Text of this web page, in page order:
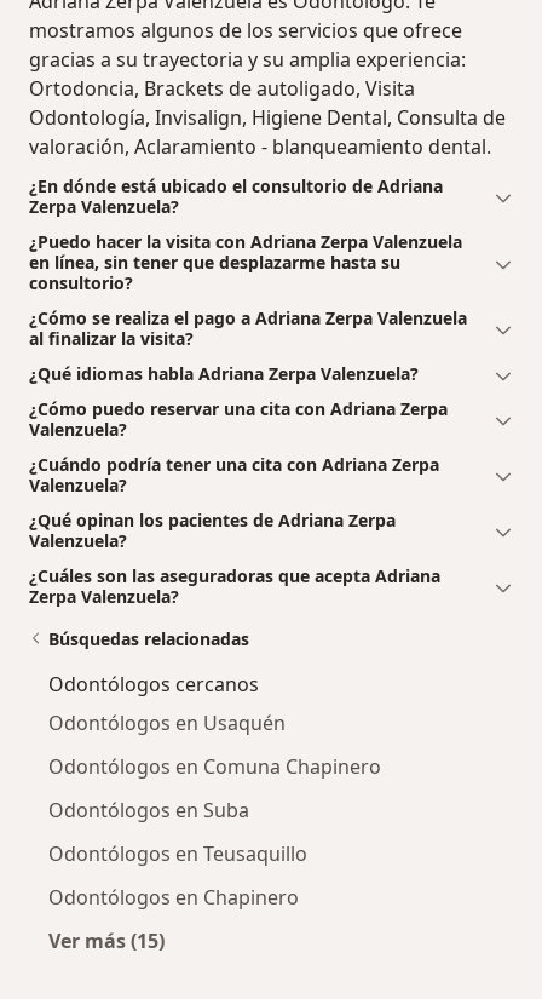
mostramos algunos de los servicios que ofrece
gracias a su trayectoria y su amplia experiencia:
Ortodoncia, Brackets de autoligado, Visita
Odontología, Invisalign, Higiene Dental, Consulta de
valoración, Aclaramiento - blanqueamiento dental.
¿En dónde está ubicado el consultorio de Adriana
Zerpa Valenzuela?
¿Puedo hacer la visita con Adriana Zerpa Valenzuela
en línea, sin tener que desplazarme hasta su
consultorio?
¿Cómo se realiza el pago a Adriana Zerpa Valenzuela
al finalizar la visita?
¿Qué idiomas habla Adriana Zerpa Valenzuela?
¿Cómo puedo reservar una cita con Adriana Zerpa
Valenzuela?
¿Cuándo podría tener una cita con Adriana Zerpa
Valenzuela?
¿Qué opinan los pacientes de Adriana Zerpa
Valenzuela?
¿Cuáles son las aseguradoras que acepta Adriana
Zerpa Valenzuela?
Búsquedas relacionadas
Odontólogos cercanos
Odontólogos en Usaquén
Odontólogos en Comuna Chapinero
Odontólogos en Suba
Odontólogos en Teusaquillo
Odontólogos en Chapinero
Ver más (15)